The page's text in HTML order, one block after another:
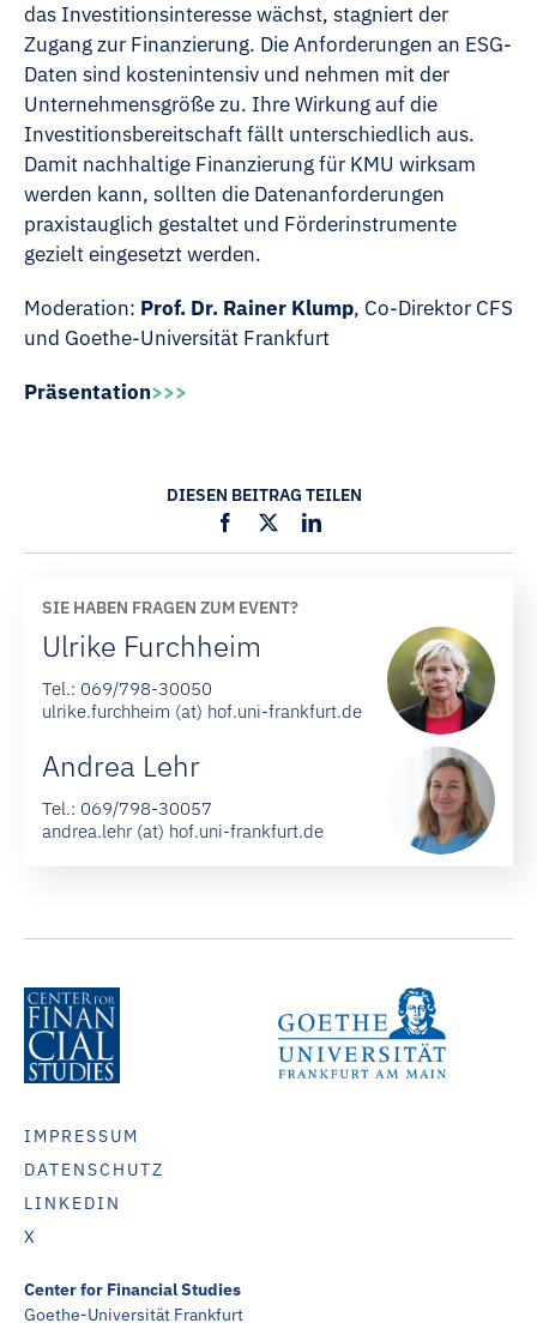
das Investitionsinteresse wächst, stagniert der
Zugang zur Finanzierung. Die Anforderungen an ESG-
Daten sind kostenintensiv und nehmen mit der
Unternehmensgröße zu. Ihre Wirkung auf die
Investitionsbereitschaft fällt unterschiedlich aus.
Damit nachhaltige Finanzierung für KMU wirksam
werden kann, sollten die Datenanforderungen
praxistauglich gestaltet und Förderinstrumente
gezielt eingesetzt werden.
Moderation: Prof. Dr. Rainer Klump, Co-Direktor CFS
und Goethe-Universität Frankfurt
Präsentation>>>
DIESEN BEITRAG TEILEN
SIE HABEN FRAGEN ZUM EVENT?
Ulrike Furchheim
Tel.: 069/798-30050
ulrike.furchheim (at) hof.uni-frankfurt.de
Andrea Lehr
Tel.: 069/798-30057
andrea.lehr (at) hof.uni-frankfurt.de
IMPRESSUM
DATENSCHUTZ
LINKEDIN
X
Center for Financial Studies
Goethe-Universität Frankfurt